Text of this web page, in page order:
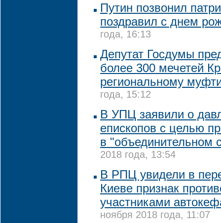
Путин позвонил
поздравил с днем
года, 16:13
Депутат Госдумы
более 300 мечетей
региональному
года, 15:12
В УПЦ заявили о
епископов с целью
в "объединительном
2018 года, 13:54
В РПЦ увидели в
Киеве признак
участниками
ноября 2018 года, 11:07